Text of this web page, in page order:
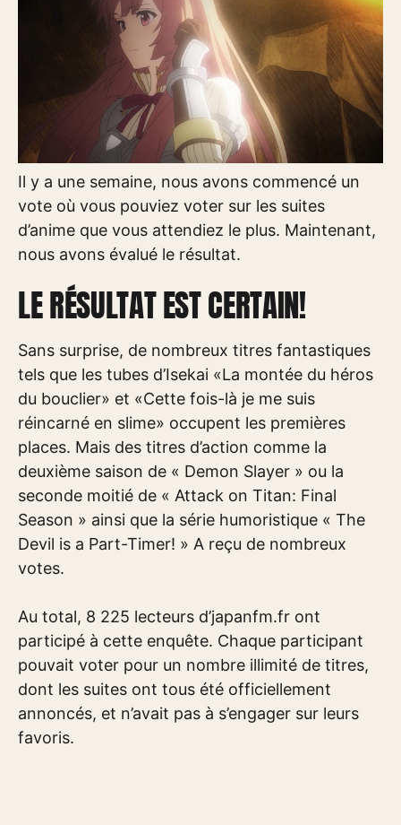
Il y a une semaine, nous avons commencé un
vote où vous pouviez voter sur les suites
d’anime que vous attendiez le plus. Maintenant,
nous avons évalué le résultat.
LE RÉSULTAT EST CERTAIN!
Sans surprise, de nombreux titres fantastiques
tels que les tubes d’Isekai «La montée du héros
du bouclier» et «Cette fois-là je me suis
réincarné en slime» occupent les premières
places. Mais des titres d’action comme la
deuxième saison de « Demon Slayer » ou la
seconde moitié de « Attack on Titan: Final
Season » ainsi que la série humoristique « The
Devil is a Part-Timer! » A reçu de nombreux
votes.
Au total, 8 225 lecteurs d’japanfm.fr ont
participé à cette enquête. Chaque participant
pouvait voter pour un nombre illimité de titres,
dont les suites ont tous été officiellement
annoncés, et n’avait pas à s’engager sur leurs
favoris.